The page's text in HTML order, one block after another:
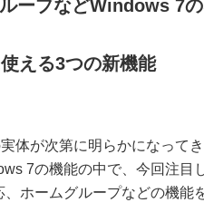
ープなどWindows 7
える3つの新機能
体が次第に明らかになって
7の機能の中で、今回注目
ホームグループなどの機能